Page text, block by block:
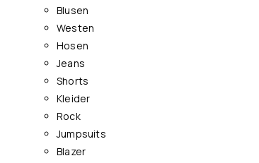
Blusen
Westen
Hosen
Jeans
Shorts
Kleider
Rock
Jumpsuits
Blazer